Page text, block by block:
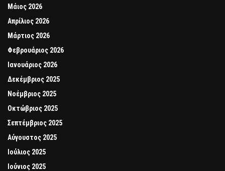
Μάιος 2026
Απρίλιος 2026
Μάρτιος 2026
Φεβρουάριος 2026
Ιανουάριος 2026
Δεκέμβριος 2025
Νοέμβριος 2025
Οκτώβριος 2025
Σεπτέμβριος 2025
Αύγουστος 2025
Ιούλιος 2025
Ιούνιος 2025